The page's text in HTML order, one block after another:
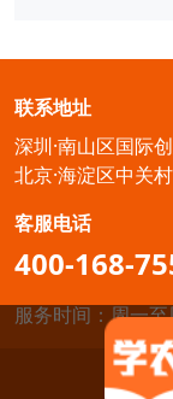
联系地址
深圳·南山区国际
北京·海淀区中关
客服电话
400-168-
服务时间：周一